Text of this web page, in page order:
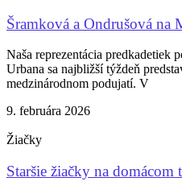
Šramková a Ondrušová na
Naša reprezentácia predkadetiek
Urbana sa najbližší týždeň
medzinárodnom podujatí. V
9. februára 2026
Žiačky
Staršie žiačky na